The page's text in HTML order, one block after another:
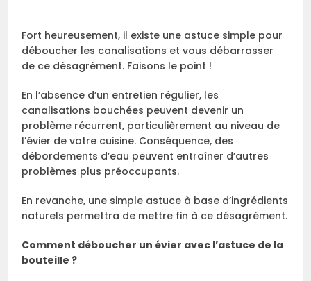
Fort heureusement, il existe une astuce simple pour
déboucher les canalisations et vous débarrasser
de ce désagrément. Faisons le point !
En l’absence d’un entretien régulier, les
canalisations bouchées peuvent devenir un
problème récurrent, particulièrement au niveau de
l’évier de votre cuisine. Conséquence, des
débordements d’eau peuvent entraîner d’autres
problèmes plus préoccupants.
En revanche, une simple astuce à base d’ingrédients
naturels permettra de mettre fin à ce désagrément.
Comment déboucher un évier avec l’astuce de la
bouteille ?